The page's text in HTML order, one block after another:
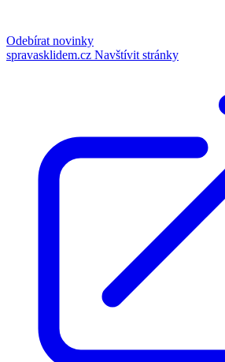
Odebírat novinky
spravasklidem.cz Navštívit stránky